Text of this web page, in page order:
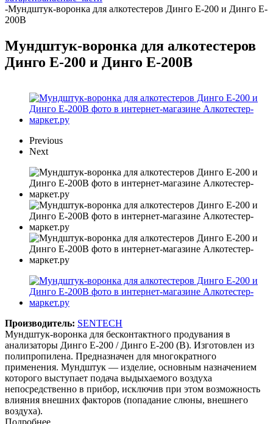
-Мундштук-воронка для алкотестеров Динго E-200 и Динго E-
200B
Мундштук-воронка для алкотестеров
Динго E-200 и Динго E-200B
Previous
Next
Производитель: SENTECH
Мундштук-воронка для бесконтактного продувания в
анализаторы Динго Е-200 / Динго Е-200 (В). Изготовлен из
полипропилена. Предназначен для многократного
применения. Мундштук — изделие, основным назначением
которого выступает подача выдыхаемого воздуха
непосредственно в прибор, исключив при этом возможность
влияния внешних факторов (попадание слюны, внешнего
воздуха).
Подробнее